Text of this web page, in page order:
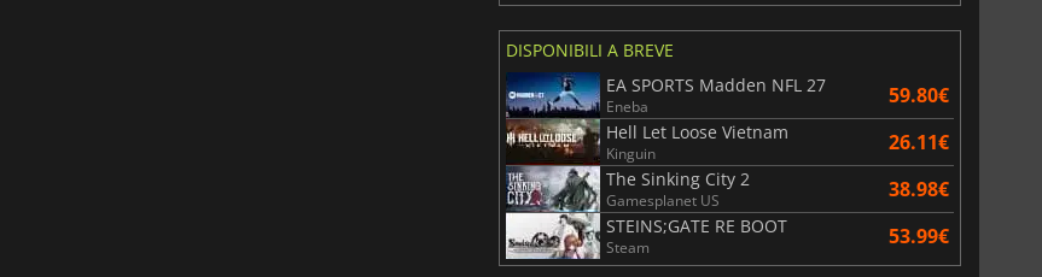
DISPONIBILI A BREVE
EA SPORTS Madden NFL 27
Eneba 59.80€
Hell Let Loose Vietnam
Kinguin 26.11€
The Sinking City 2
Gamesplanet US 38.98€
STEINS;GATE RE BOOT
Steam 53.99€